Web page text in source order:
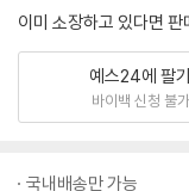
이미 소장하고 있다면 판
예스24에 팔기
바이백 신청 불가
국내배송만 가능